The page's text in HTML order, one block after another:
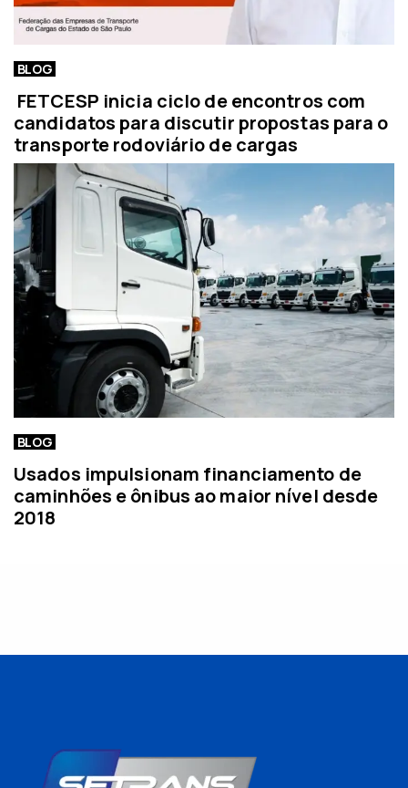
BLOG
FETCESP inicia ciclo de encontros com
candidatos para discutir propostas para o
transporte rodoviário de cargas
BLOG
Usados impulsionam financiamento de
caminhões e ônibus ao maior nível desde
2018